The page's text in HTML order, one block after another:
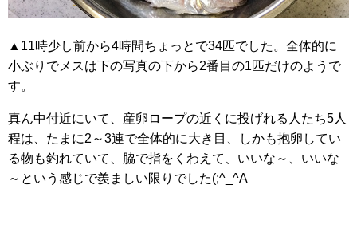
▲11時少し前から4時間ちょっとで34匹でした。全体的に
小ぶりでメスは下の写真の下から2番目の1匹だけのようで
す。
真ん中付近にいて、産卵ロープの近くに投げれる人たち5人
程は、たまに2～3連で全体的に大き目、しかも抱卵してい
る物も釣れていて、脇で指をくわえて、いいな～、いいな
～という感じで羨ましい限りでした(;^_^A